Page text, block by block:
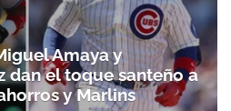
Amaya y
dan el toque santeño a
y Marlins